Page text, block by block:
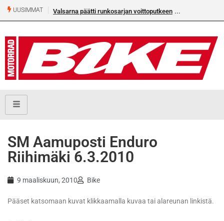
UUSIMMAT Valsarna päätti runkosarjan voittoputkeen
SM Aamuposti Enduro
Riihimäki 6.3.2010
9 maaliskuun, 2010 Bike
Pääset katsomaan kuvat klikkaamalla kuvaa tai alareunan linkistä.